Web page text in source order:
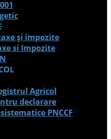
și impozite
si Impozite
Agricol
declarare
PNCCF